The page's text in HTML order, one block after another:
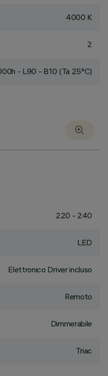
4000 K
2
- L90 - B10 (Ta 25°C)
220 - 240
LED
Elettronico Driver incluso
Remoto
Dimmerabile
Triac